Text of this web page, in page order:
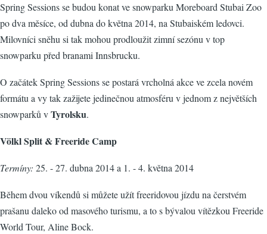
Spring Sessions se budou konat ve snowparku Moreboard Stubai Zoo
po dva měsíce, od dubna do května 2014, na Stubaiském ledovci.
Milovníci sněhu si tak mohou prodloužit zimní sezónu v top
snowparku před branami Innsbrucku.
O začátek Spring Sessions se postará vrcholná akce ve zcela novém
formátu a vy tak zažijete jedinečnou atmosféru v jednom z největších
snowparků vTyrolsku.
Völkl Split & Freeride Camp
Termíny: 25. - 27. dubna 2014 a 1. - 4. května 2014
Během dvou víkendů si můžete užít freeridovou jízdu na čerstvém
prašanu daleko od masového turismu, a to s bývalou vítězkou Freeride
World Tour, Aline Bock.